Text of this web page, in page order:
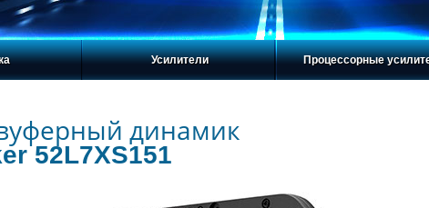
Усилители Процессорные
динамик
52L7XS151